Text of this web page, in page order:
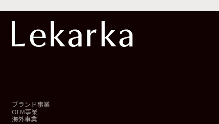
ブランド事業
OEM事業
海外事業